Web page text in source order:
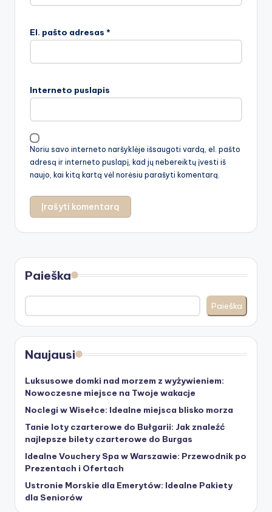
El. pašto adresas *
Interneto puslapis
Noriu savo interneto naršyklėje išsaugoti vardą, el. pašto
adresą ir interneto puslapį, kad jų nebereiktų įvesti iš
naujo, kai kitą kartą vėl norėsiu parašyti komentarą.
Paieška
Paieška
Naujausi
Luksusowe domki nad morzem z wyżywieniem:
Nowoczesne miejsce na Twoje wakacje
Noclegi w Wisełce: Idealne miejsca blisko morza
Tanie loty czarterowe do Bułgarii: Jak znaleźć
najlepsze bilety czarterowe do Burgas
Idealne Vouchery Spa w Warszawie: Przewodnik po
Prezentach i Ofertach
Ustronie Morskie dla Emerytów: Idealne Pakiety
dla Seniorów